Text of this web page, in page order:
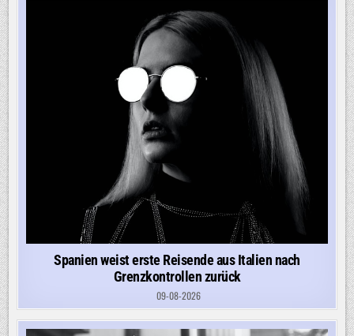
Spanien weist erste Reisende aus Italien nach
Grenzkontrollen zurück
09-08-2026